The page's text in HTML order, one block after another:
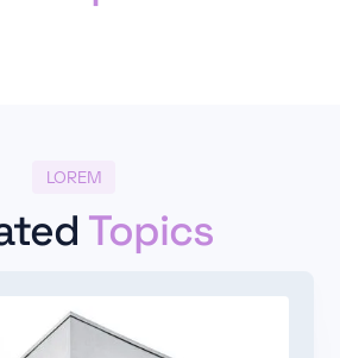
LOREM
Topics